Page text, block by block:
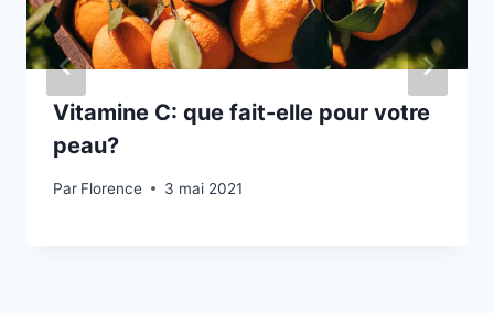
Vitamine C: que fait-elle pour votre
peau?
Par Florence 3 mai 2021